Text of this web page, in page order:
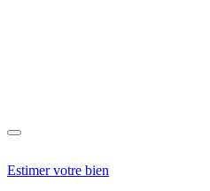
Estimer votre bien